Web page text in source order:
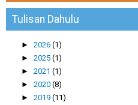
Tulisan Dahulu
► 2026 (1)
► 2025 (1)
► 2021 (1)
► 2020 (8)
► 2019 (11)